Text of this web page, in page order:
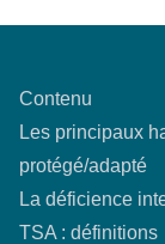
Contenu
Les principaux
protégé/adapté
La déficience
TSA : définitions